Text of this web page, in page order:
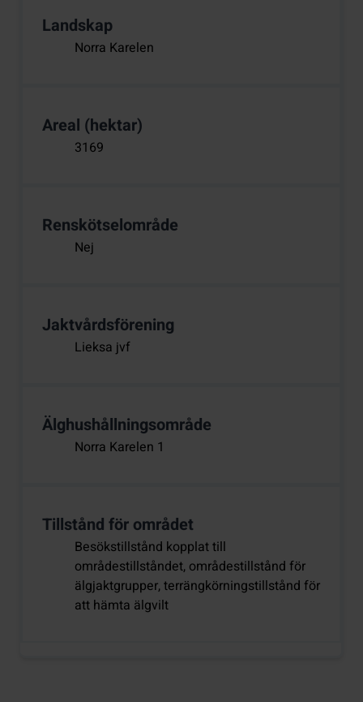
Landskap
Norra Karelen
Areal (hektar)
3169
Renskötselområde
Nej
Jaktvårdsförening
Lieksa jvf
Älghushållningsområde
Norra Karelen 1
Tillstånd för området
Besökstillstånd kopplat till
områdestillståndet, områdestillstånd för
älgjaktgrupper, terrängkörningstillstånd för
att hämta älgvilt